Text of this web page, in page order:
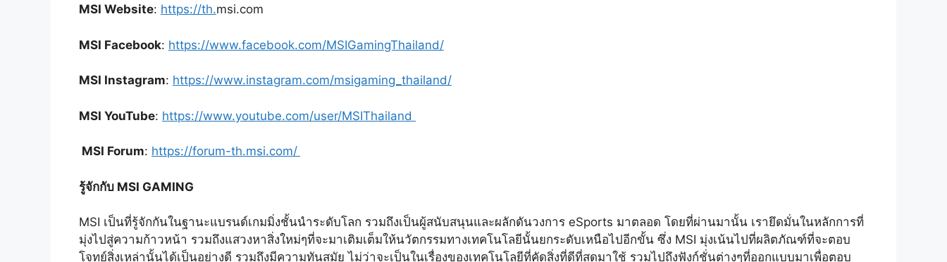
MSI Website: https://th.msi.com
MSI Facebook: https://www.facebook.com/MSIGamingThailand/
MSI Instagram: https://www.instagram.com/msigaming_thailand/
MSI YouTube: https://www.youtube.com/user/MSIThailand
MSI Forum: https://forum-th.msi.com/
รู้จักกับ MSI GAMING
MSI เป็นที่รู้จักกันในฐานะแบรนด์เกมมิ่งชั้นนำระดับโลก รวมถึงเป็นผู้สนับสนุนและผลักดันวงการ eSports มาตลอด โดยที่ผ่านมานั้น เรายึดมั่นในหลักการที่
มุ่งไปสู่ความก้าวหน้า รวมถึงแสวงหาสิ่งใหม่ๆที่จะมาเติมเต็มให้นวัตกรรมทางเทคโนโลยีนั้นยกระดับเหนือไปอีกขั้น ซึ่ง MSI มุ่งเน้นไปที่ผลิตภัณฑ์ที่จะตอบ
โจทย์สิ่งเหล่านั้นได้เป็นอย่างดี รวมถึงมีความทันสมัย ไม่ว่าจะเป็นในเรื่องของเทคโนโลยีที่คัดสิ่งที่ดีที่สุดมาใช้ รวมไปถึงฟังก์ชั่นต่างๆที่ออกแบบมาเพื่อตอบ